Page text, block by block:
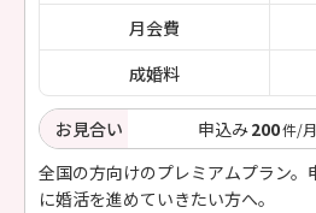
月会費
成婚料
お見合い 申込み200件/月
全国の方向けのプレミアムプラン
に婚活を進めていきたい方へ。